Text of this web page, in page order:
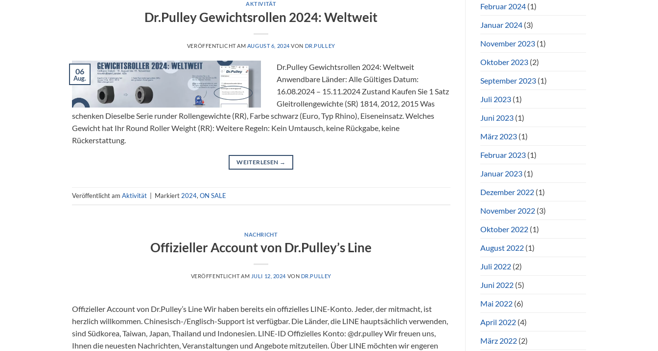
AKTIVITÄT
Dr.Pulley Gewichtsrollen 2024: Weltweit
VERÖFFENTLICHT AM AUGUST 6, 2024VON DR.PULLEY
06
Aug.
Dr.Pulley Gewichtsrollen 2024: Weltweit
Anwendbare Länder: Alle Gültiges Datum:
16.08.2024 – 15.11.2024 Zustand Kaufen Sie 1 Satz
Gleitrollengewichte (SR) 1814, 2012, 2015 Was
schenken Dieselbe Serie runder Rollengewichte (RR), Farbe schwarz (Euro, Typ Rhino), Eiseneinsatz. Welches
Gewicht hat Ihr Round Roller Weight (RR): Weitere Regeln: Kein Umtausch, keine Rückgabe, keine
Rückerstattung.
WEITERLESEN →
Veröffentlicht am Aktivität Markiert 2024, ON SALE
NACHRICHT
Offizieller Account von Dr.Pulley’s Line
VERÖFFENTLICHT AM JULI 12, 2024 VON DR.PULLEY
Offizieller Account von Dr.Pulley’s Line Wir haben bereits ein offizielles LINE-Konto. Jeder, der mitmacht, ist
herzlich willkommen. Chinesisch-/Englisch-Support ist verfügbar. Die Länder, die LINE hauptsächlich verwenden,
sind Südkorea, Taiwan, Japan, Thailand und Indonesien. LINE-ID Offizielles Konto: @dr.pulley Wir freuen uns,
Ihnen die neuesten Nachrichten, Veranstaltungen und Angebote mitzuteilen. Über LINE möchten wir engeren
Februar 2024(1)
Januar 2024(3)
November 2023(1)
Oktober 2023(2)
September 2023(1)
Juli 2023(1)
Juni 2023(1)
März 2023(1)
Februar 2023(1)
Januar 2023(1)
Dezember 2022(1)
November 2022(3)
Oktober 2022(1)
August 2022(1)
Juli 2022(2)
Juni 2022(5)
Mai 2022(6)
April 2022(4)
März 2022(2)